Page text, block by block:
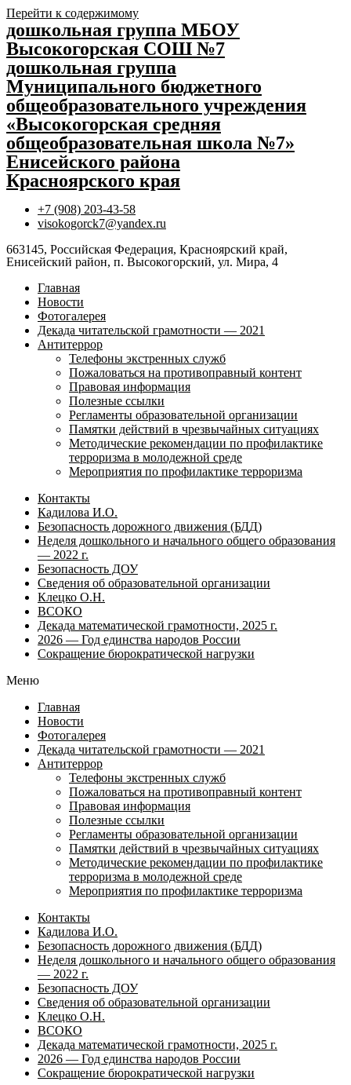
Перейти к содержимому
дошкольная группа МБОУ
Высокогорская СОШ №7
дошкольная группа
Муниципального бюджетного
общеобразовательного учреждения
«Высокогорская средняя
общеобразовательная школа №7»
Енисейского района
Красноярского края
+7 (908) 203-43-58
visokogorck7@yandex.ru
663145, Российская Федерация, Красноярский край,
Енисейский район, п. Высокогорский, ул. Мира, 4
Главная
Новости
Фотогалерея
Декада читательской грамотности — 2021
Антитеррор
Телефоны экстренных служб
Пожаловаться на противоправный контент
Правовая информация
Полезные ссылки
Регламенты образовательной организации
Памятки действий в чрезвычайных ситуациях
Методические рекомендации по профилактике
терроризма в молодежной среде
Мероприятия по профилактике терроризма
Контакты
Кадилова И.О.
Безопасность дорожного движения (БДД)
Неделя дошкольного и начального общего образования
— 2022 г.
Безопасность ДОУ
Сведения об образовательной организации
Клецко О.Н.
ВСОКО
Декада математической грамотности, 2025 г.
2026 — Год единства народов России
Сокращение бюрократической нагрузки
Меню
Главная
Новости
Фотогалерея
Декада читательской грамотности — 2021
Антитеррор
Телефоны экстренных служб
Пожаловаться на противоправный контент
Правовая информация
Полезные ссылки
Регламенты образовательной организации
Памятки действий в чрезвычайных ситуациях
Методические рекомендации по профилактике
терроризма в молодежной среде
Мероприятия по профилактике терроризма
Контакты
Кадилова И.О.
Безопасность дорожного движения (БДД)
Неделя дошкольного и начального общего образования
— 2022 г.
Безопасность ДОУ
Сведения об образовательной организации
Клецко О.Н.
ВСОКО
Декада математической грамотности, 2025 г.
2026 — Год единства народов России
Сокращение бюрократической нагрузки